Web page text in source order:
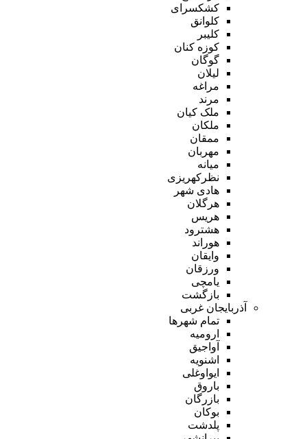
کشکسرای
کلوانق
کلیبر
کوزه کنان
گوگان
لیلان
مراغه
مرند
ملک کیان
ملکان
ممقان
مهربان
میانه
نظرکهریزی
هادی شهر
هرگلان
هریس
هشترود
هوراند
وایقان
ورزقان
یامچی
بازگشت
آذربایجان غربی
تمام شهر‌ها
ارومیه
آواجیق
اشنویه
ایواوغلی
باروق
بازرگان
بوکان
پلدشت